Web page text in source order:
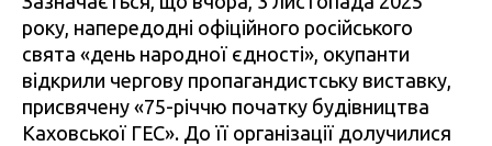
року, напередодні офіційного російського
свята «день народної єдності», окупанти
відкрили чергову пропагандистську виставку,
присвячену «75-річчю початку будівництва
Каховської ГЕС». До її організації долучилися